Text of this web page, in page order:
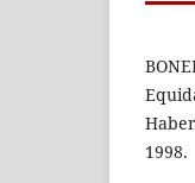
1998.